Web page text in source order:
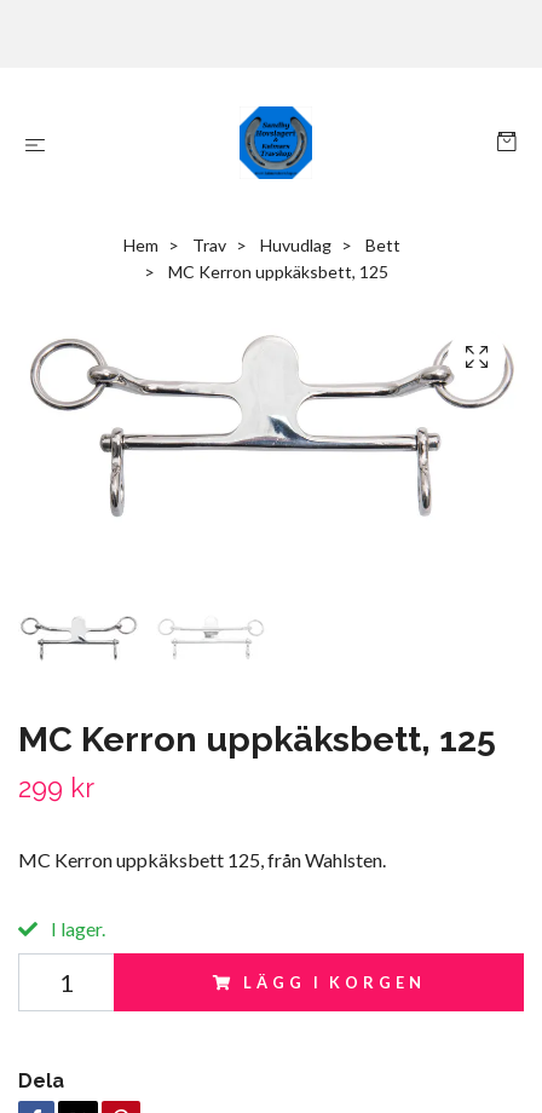
Hem Trav Huvudlag
Bett
MC Kerron uppkäksbett, 125
MC Kerron uppkäksbett, 125
299 kr
MC Kerron uppkäksbett 125, från Wahlsten.
I lager.
LÄGG I KORGEN
Dela